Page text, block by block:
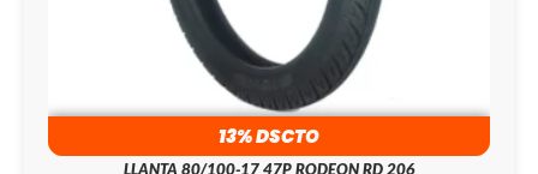
13% DSCTO
LLANTA 80/100-17 47P RODEON RD 206